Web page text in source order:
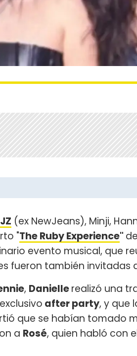
(ex NewJeans), Minji,
"The Ruby Experience" de
evento musical, que
fueron también invitadas
, Daniellerealizó una
after party, y que
que se habían tomado
a Rosé, quien habló con